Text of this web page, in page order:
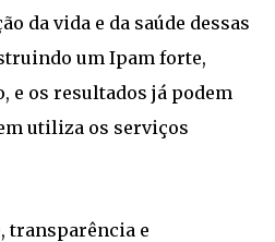
da vida e da saúde dessas
um Ipam forte,
e os resultados já podem
utiliza os serviços
transparência e